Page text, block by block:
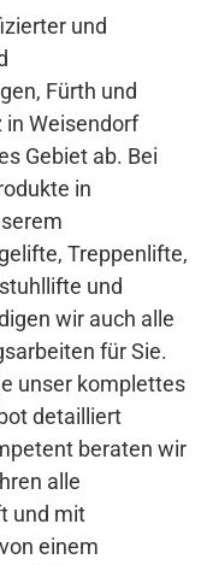
und
Fürth und
Weisendorf
Gebiet ab. Bei
in
Treppenlifte,
und
wir auch alle
für Sie.
unser komplettes
detailliert
beraten wir
alle
und mit
einem